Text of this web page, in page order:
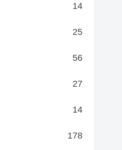
14
25
56
27
14
178